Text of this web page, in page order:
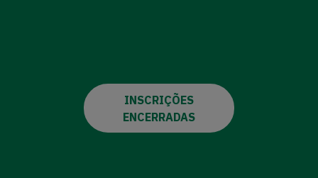
INSCRIÇÕES
ENCERRADAS